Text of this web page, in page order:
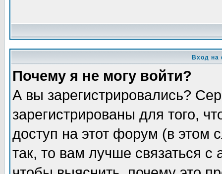
Вход на
Почему я не могу войти?
А вы зарегистрировались?
зарегистрированы для того,
доступ на этот форум (в этом
так, то вам лучше связаться